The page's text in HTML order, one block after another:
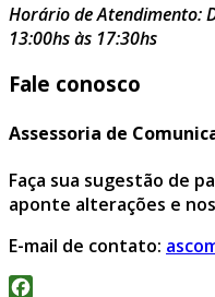
Horário de Atendimento:
13:00hs às 17:30hs
Fale conosco
Assessoria de
Faça sua sugestão de
aponte alterações e
E-mail de contato: